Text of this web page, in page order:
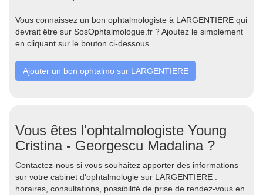
Vous connaissez un bon ophtalmologiste à LARGENTIERE qui
devrait être sur SosOphtalmologue.fr ? Ajoutez le simplement
en cliquant sur le bouton ci-dessous.
Ajouter un bon ophtalmo sur LARGENTIERE
Vous êtes l'ophtalmologiste Young
Cristina - Georgescu Madalina ?
Contactez-nous si vous souhaitez apporter des informations
sur votre cabinet d'ophtalmologie sur LARGENTIERE :
horaires, consultations, possibilité de prise de rendez-vous en